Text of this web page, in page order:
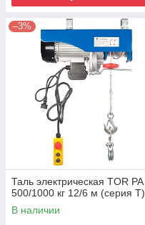
–3%
Таль электрическая TOR PA
500/1000 кг 12/6 м (серия T)
В наличии